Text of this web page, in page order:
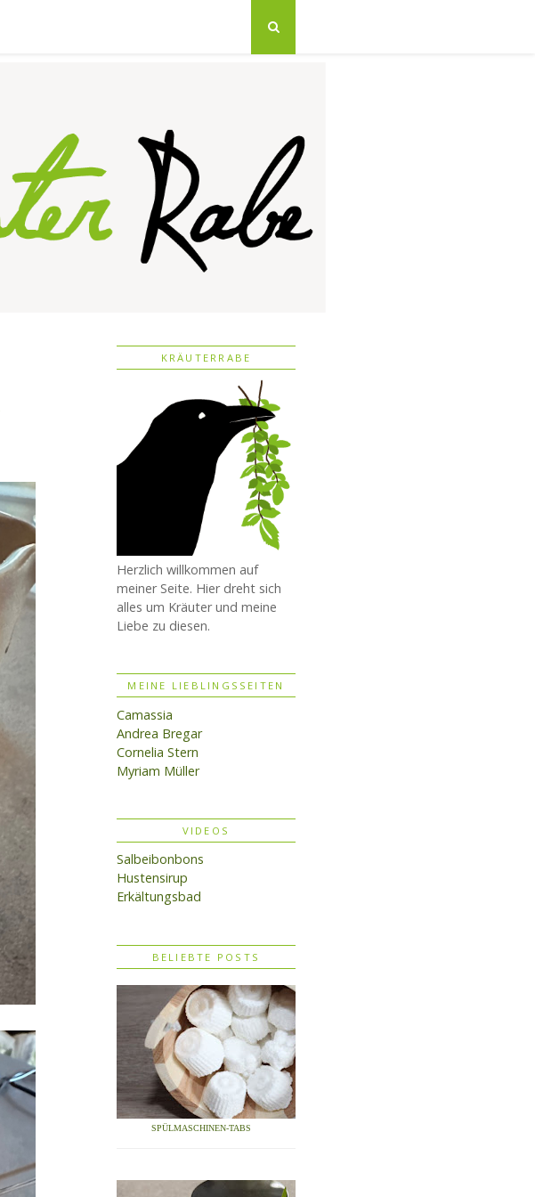
KRÄUTERRABE
Herzlich willkommen auf
meiner Seite. Hier dreht sich
alles um Kräuter und meine
Liebe zu diesen.
MEINE LIEBLINGSSEITEN
Camassia
Andrea Bregar
Cornelia Stern
Myriam Müller
VIDEOS
Salbeibonbons
Hustensirup
Erkältungsbad
BELIEBTE POSTS
SPÜLMASCHINEN-TABS